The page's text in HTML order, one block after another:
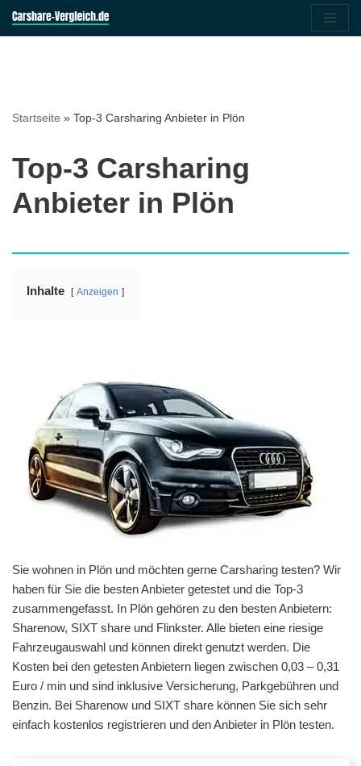
Startseite » Top-3 Carsharing Anbieter in Plön
Top-3 Carsharing
Anbieter in Plön
Inhalte Anzeigen
Sie wohnen in Plön und möchten gerne Carsharing testen? Wir
haben für Sie die besten Anbieter getestet und die Top-3
zusammengefasst. In Plön gehören zu den besten Anbietern:
Sharenow, SIXT share und Flinkster. Alle bieten eine riesige
Fahrzeugauswahl und können direkt genutzt werden. Die
Kosten bei den getesten Anbietern liegen zwischen 0,03 – 0,31
Euro / min und sind inklusive Versicherung, Parkgebühren und
Benzin. Bei Sharenow und SIXT share können Sie sich sehr
einfach kostenlos registrieren und den Anbieter in Plön testen.